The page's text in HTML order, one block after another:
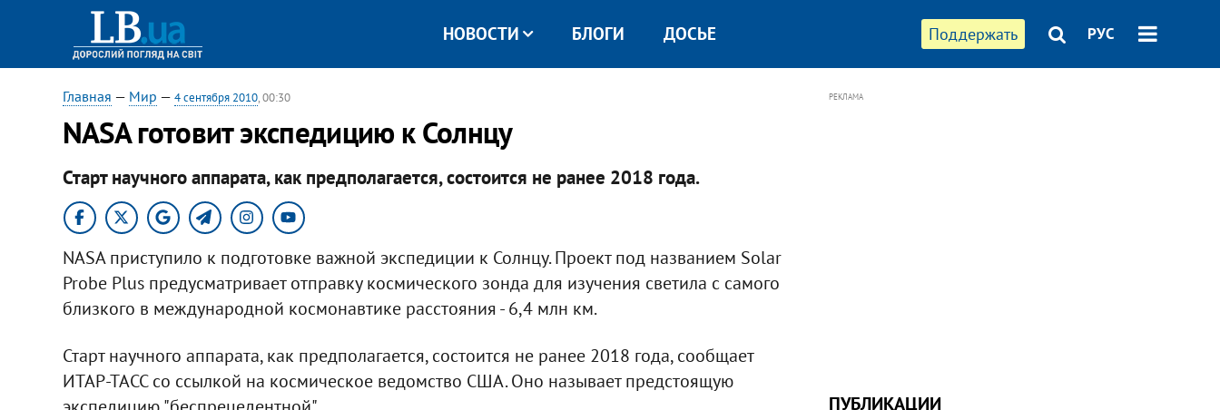
Поддержать РУС
НОВОСТИ БЛОГИ ДОСЬЕ
Главная — Мир — 4 сентября 2010, 00:30
NASA готовит экспедицию к Солнцу
Старт научного аппарата, как предполагается, состоится не ранее 2018 года.
NASA приступило к подготовке важной экспедиции к Солнцу. Проект под названием Solar
Probe Plus предусматривает отправку космического зонда для изучения светила с самого
близкого в международной космонавтике расстояния - 6,4 млн км.
Старт научного аппарата, как предполагается, состоится не ранее 2018 года, сообщает
ИТАР-ТАСС со ссылкой на космическое ведомство США. Оно называет предстоящую
РЕКЛАМА
ПУБЛИКАЦИИ